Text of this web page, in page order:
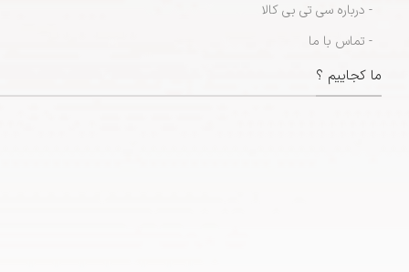
- درباره سی تی بی کالا
- تماس با ما
ما کجاییم ؟